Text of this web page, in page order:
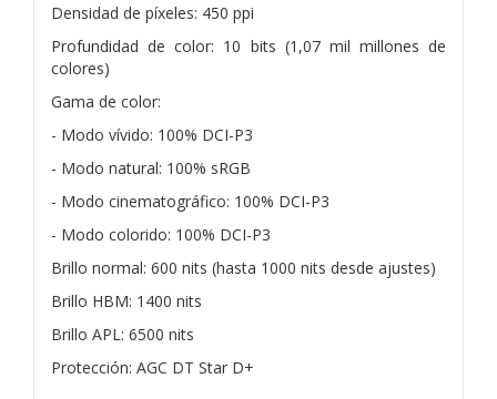
Densidad de píxeles: 450 ppi
Profundidad de color: 10 bits (1,07 mil millones de
colores)
Gama de color:
- Modo vívido: 100% DCI-P3
- Modo natural: 100% sRGB
- Modo cinematográfico: 100% DCI-P3
- Modo colorido: 100% DCI-P3
Brillo normal: 600 nits (hasta 1000 nits desde ajustes)
Brillo HBM: 1400 nits
Brillo APL: 6500 nits
Protección: AGC DT Star D+